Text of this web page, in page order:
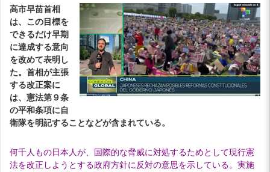
高市早苗首相
は、この目標を
できるだけ早期
に達成する意向
を改めて表明し
た。首相が主張
する改正案に
は、憲法第９条
の平和条項に自
衛隊を明記することなどが含まれている。
何千人もの日本人が、国際的な脅威に対処するためとして現行憲
法を改正しようとする政府方針に反対の意思を示している。実施